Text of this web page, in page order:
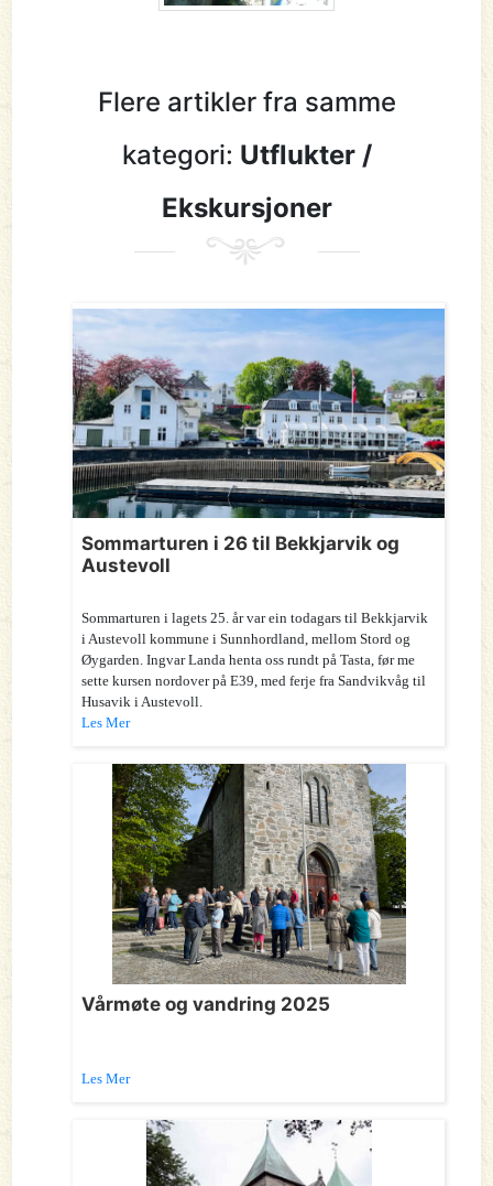
Flere artikler fra samme
kategori: Utflukter /
Ekskursjoner
Sommarturen i 26 til Bekkjarvik og
Austevoll
Sommarturen i lagets 25. år var ein todagars til Bekkjarvik
i Austevoll kommune i Sunnhordland, mellom Stord og
Øygarden. Ingvar Landa henta oss rundt på Tasta, før me
sette kursen nordover på E39, med ferje fra Sandvikvåg til
Husavik i Austevoll.
Les Mer
Vårmøte og vandring 2025
Les Mer